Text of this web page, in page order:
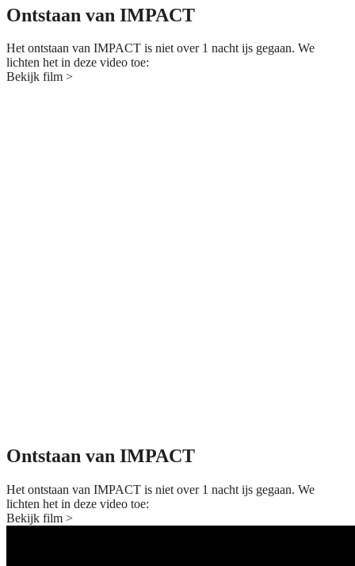
Ontstaan van IMPACT
Het ontstaan van IMPACT is niet over 1 nacht ijs gegaan. We
lichten het in deze video toe:
Bekijk film >
Ontstaan van IMPACT
Het ontstaan van IMPACT is niet over 1 nacht ijs gegaan. We
lichten het in deze video toe:
Bekijk film >